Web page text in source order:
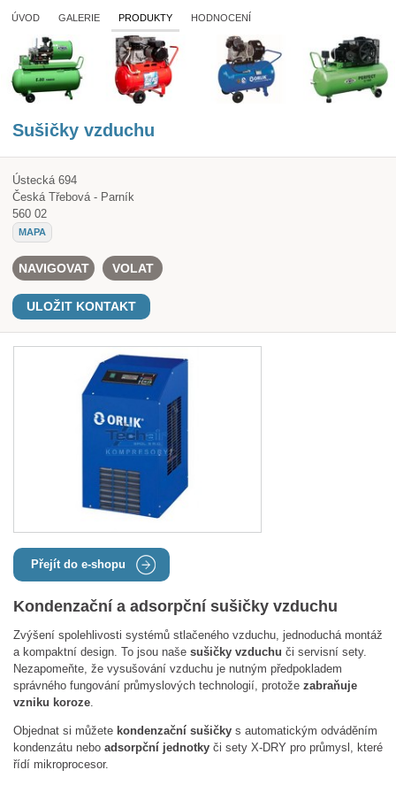
ÚVOD GALERIE PRODUKTY HODNOCENÍ
Sušičky vzduchu
Ústecká 694
Česká Třebová - Parník
560 02
MAPA
NAVIGOVAT VOLAT
ULOŽIT KONTAKT
Přejít do e-shopu
Kondenzační a adsorpční sušičky vzduchu
Zvýšení spolehlivosti systémů stlačeného vzduchu, jednoduchá montáž
a kompaktní design. To jsou naše sušičky vzduchu či servisní sety.
Nezapomeňte, že vysušování vzduchu je nutným předpokladem
správného fungování průmyslových technologií, protože zabraňuje
vzniku koroze.
Objednat si můžete kondenzační sušičky s automatickým odváděním
kondenzátu nebo adsorpční jednotky či sety X-DRY pro průmysl, které
řídí mikroprocesor.